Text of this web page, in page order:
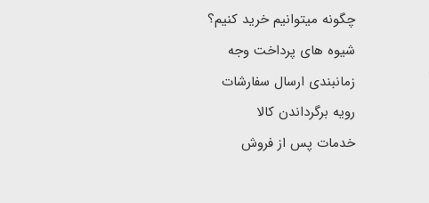
چگونه میتوانیم خرید کنیم؟
شیوه های پرداخت وجه
زمانبندی ارسال سفارشات
رویه برگرداندن کالا
خدمات پس از فروش